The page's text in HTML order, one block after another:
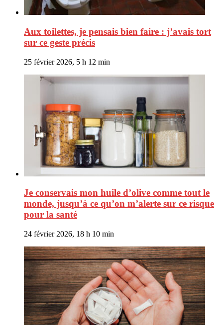
Aux toilettes, je pensais bien faire : j’avais tort
sur ce geste précis
25 février 2026, 5 h 12 min
Je conservais mon huile d’olive comme tout le
monde, jusqu’à ce qu’on m’alerte sur ce risque
pour la santé
24 février 2026, 18 h 10 min